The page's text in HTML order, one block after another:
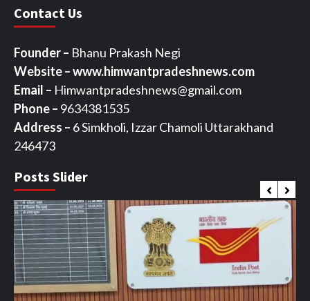
Contact Us
Founder – Bhanu Prakash Negi
Website – www.himwantpradeshnews.com
Email – Himwantpradeshnews@gmail.com
Phone – 9634381535
Address – 6 Simkholi, Izzar Chamoli Uttarakhand
246473
Posts Slider